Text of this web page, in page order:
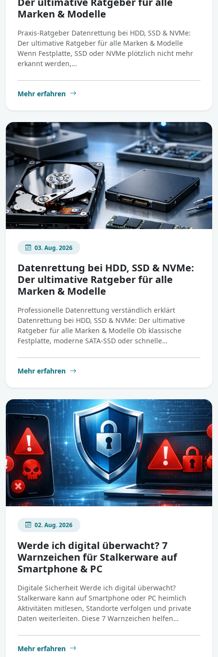
Marken & Modelle
Praxis-Ratgeber Datenrettung bei HDD, SSD & NVMe:
Der ultimative Ratgeber für alle Marken & Modelle
Wenn Festplatte, SSD oder NVMe plötzlich nicht mehr
erkannt werden,…
Mehr erfahren
03. Aug. 2026
Datenrettung bei HDD, SSD & NVMe:
Der ultimative Ratgeber für alle
Marken & Modelle
Professionelle Datenrettung verständlich erklärt
Datenrettung bei HDD, SSD & NVMe: Der ultimative
Ratgeber für alle Marken & Modelle Ob klassische
Festplatte, moderne SATA-SSD oder schnelle…
Mehr erfahren
02. Aug. 2026
Werde ich digital überwacht? 7
Warnzeichen für Stalkerware auf
Smartphone & PC
Digitale Sicherheit Werde ich digital überwacht?
Stalkerware kann auf Smartphone oder PC heimlich
Aktivitäten mitlesen, Standorte verfolgen und private
Daten weiterleiten. Diese 7 Warnzeichen helfen…
Mehr erfahren